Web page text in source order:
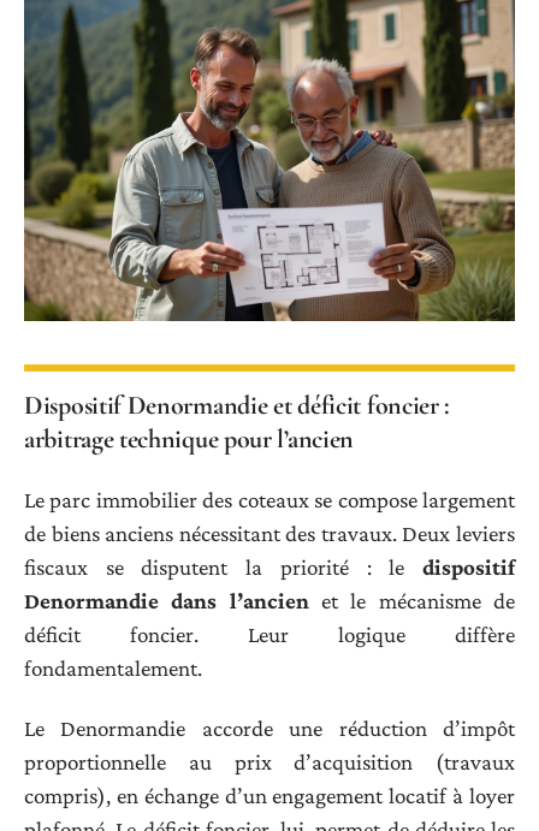
Dispositif Denormandie et déficit foncier :
arbitrage technique pour l’ancien
Le parc immobilier des coteaux se compose largement
de biens anciens nécessitant des travaux. Deux leviers
fiscaux se disputent la priorité : le dispositif
Denormandie dans l’ancien et le mécanisme de
déficit foncier. Leur logique diffère
fondamentalement.
Le Denormandie accorde une réduction d’impôt
proportionnelle au prix d’acquisition (travaux
compris), en échange d’un engagement locatif à loyer